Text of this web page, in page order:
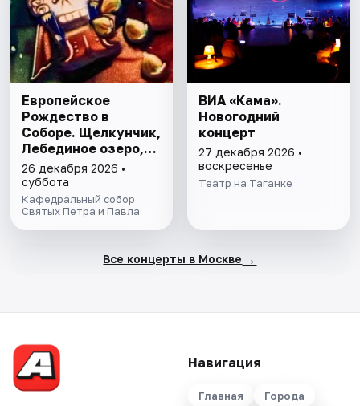
Европейское
Рождество в
Соборе. Щелкунчик,
Лебединое озеро,
Спящая красавица
26 декабря 2026 •
суббота
Кафедральный собор
Святых Петра и Павла
ВИА «Кама».
Новогодний
концерт
27 декабря 2026 •
воскресенье
Театр на Таганке
Все концерты в Москве →
Навигация
Главная Города